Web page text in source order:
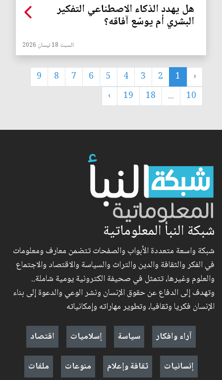
هل يهدد الذكاء الاصطناعي التفكير
البشري أم يوسّع آفاقه؟
السبت 18 نيسان 2026
‹
1
2
3
4
5
6
7
8
9
10
...
18
19
›
شبكة النبأ المعلوماتية
شبكة واسعة متعددة الأبواب والصفحات تتضمن معارف ومعلومات
في الفكر والثقافة والدين والتراث والسياسة والاقتصاد والاجتماع
والعلوم وغيرها، تتمثل في صحيفة الكترونية يومية شاملة..
وتهدف إلى الدفاع عن حقوق الإنسان ونشر الوعي والدعوة إلى بناء
الإنسان فكريا وثقافيا، وتطوير مهاراته وإمكانياته
آراء وافكار
سياسة إسلاميات
اقتصاد
إنسانيات
ثقافة وإعلام منوعات ملفات